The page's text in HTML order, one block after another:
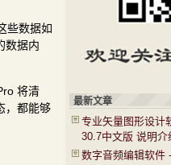
最新文章
专业矢量图形设计
30.7中文版 说明介
数字音频编辑软件
些数据如
数据内
将清
，都能够